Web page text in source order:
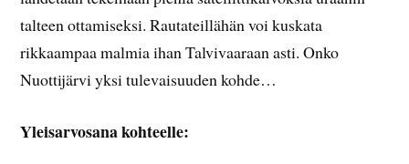
talteen ottamiseksi. Rautateillähän voi kuskata
rikkaampaa malmia ihan Talvivaaraan asti. Onko
Nuottijärvi yksi tulevaisuuden kohde…
Yleisarvosana kohteelle: